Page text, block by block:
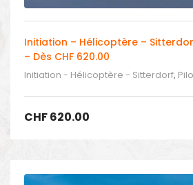
Initiation – Hélicoptère – Sitterdorf – Robinson
– Dès CHF 620.00
Initiation - Hélicoptère - Sitterdorf,
CHF620.00